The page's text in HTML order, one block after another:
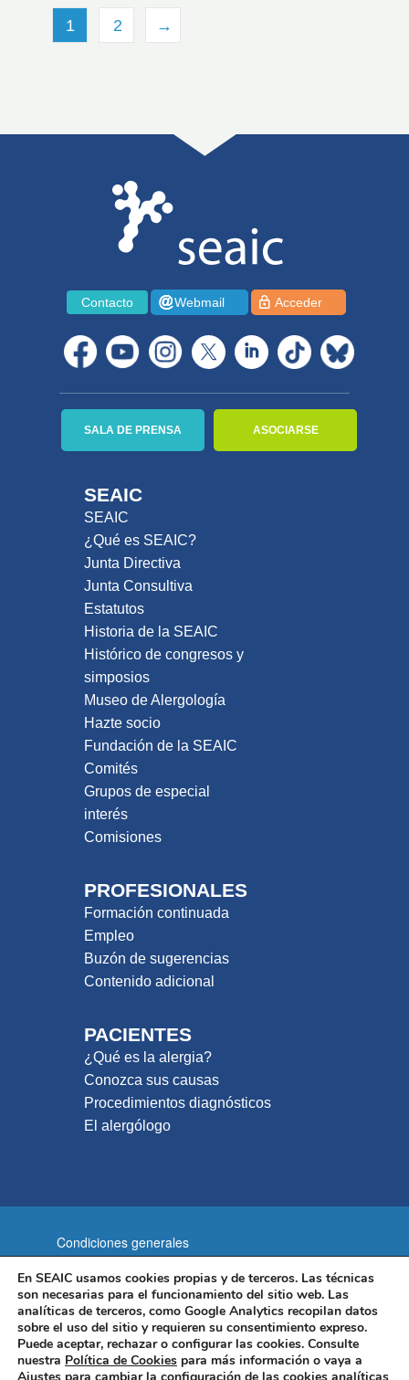
1 2 →
Contacto Webmail Acceder
SEAIC
SEAIC
¿Qué es SEAIC?
Junta Directiva
Junta Consultiva
Estatutos
Historia de la SEAIC
Histórico de congresos y
simposios
Museo de Alergología
Hazte socio
Fundación de la SEAIC
Comités
Grupos de especial
interés
Comisiones
PROFESIONALES
Formación continuada
Empleo
Buzón de sugerencias
Contenido adicional
PACIENTES
¿Qué es la alergia?
Conozca sus causas
Procedimientos diagnósticos
El alergólogo
SALA DE PRENSA ASOCIARSE
Condiciones generales
Política de privacidad
Política de cookies
Aviso legal
Mapa del sitio
Sociedad Española de Alergología e Inmunología Clínica
En SEAIC usamos cookies propias y de terceros. Las técnicas
son necesarias para el funcionamiento del sitio web. Las
analíticas de terceros, como Google Analytics recopilan datos
sobre el uso del sitio y requieren su consentimiento expreso.
Puede aceptar, rechazar o configurar las cookies. Consulte
nuestra Política de Cookies para más información o vaya a